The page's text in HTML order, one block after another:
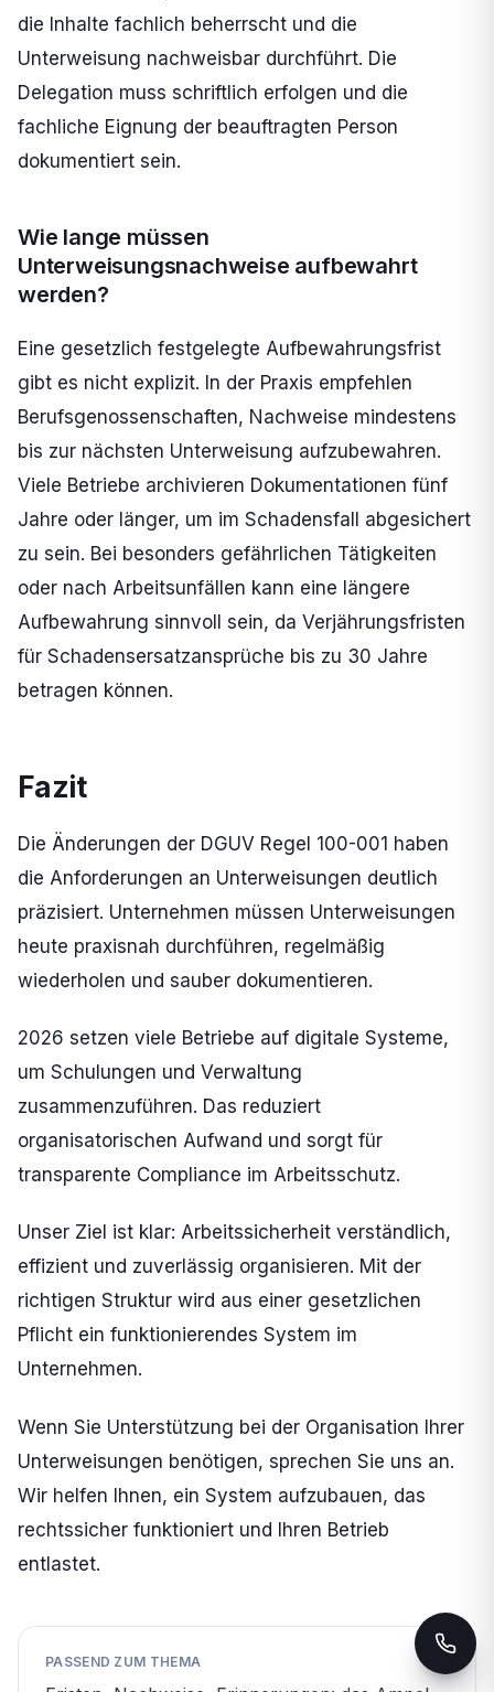
die Inhalte fachlich beherrscht und die
Unterweisung nachweisbar durchführt. Die
Delegation muss schriftlich erfolgen und die
fachliche Eignung der beauftragten Person
dokumentiert sein.
Wie lange müssen
Unterweisungsnachweise aufbewahrt
werden?
Eine gesetzlich festgelegte Aufbewahrungsfrist
gibt es nicht explizit. In der Praxis empfehlen
Berufsgenossenschaften, Nachweise mindestens
bis zur nächsten Unterweisung aufzubewahren.
Viele Betriebe archivieren Dokumentationen fünf
Jahre oder länger, um im Schadensfall abgesichert
zu sein. Bei besonders gefährlichen Tätigkeiten
oder nach Arbeitsunfällen kann eine längere
Aufbewahrung sinnvoll sein, da Verjährungsfristen
für Schadensersatzansprüche bis zu 30 Jahre
betragen können.
Fazit
Die Änderungen der DGUV Regel 100-001 haben
die Anforderungen an Unterweisungen deutlich
präzisiert. Unternehmen müssen Unterweisungen
heute praxisnah durchführen, regelmäßig
wiederholen und sauber dokumentieren.
2026 setzen viele Betriebe auf digitale Systeme,
um Schulungen und Verwaltung
zusammenzuführen. Das reduziert
organisatorischen Aufwand und sorgt für
transparente Compliance im Arbeitsschutz.
Unser Ziel ist klar: Arbeitssicherheit verständlich,
effizient und zuverlässig organisieren. Mit der
richtigen Struktur wird aus einer gesetzlichen
Pflicht ein funktionierendes System im
Unternehmen.
Wenn Sie Unterstützung bei der Organisation Ihrer
Unterweisungen benötigen, sprechen Sie uns an.
Wir helfen Ihnen, ein System aufzubauen, das
rechtssicher funktioniert und Ihren Betrieb
entlastet.
PASSEND ZUM THEMA